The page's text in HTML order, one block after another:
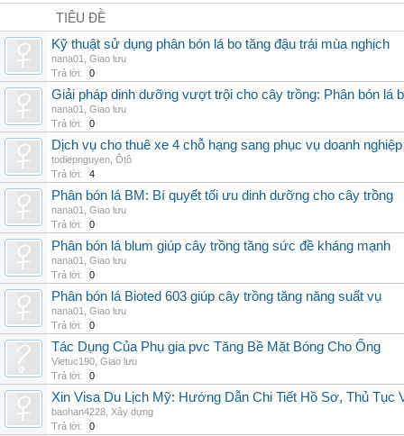
TIÊU ĐỀ
Kỹ thuật sử dụng phân bón lá bo tăng đậu trái mùa nghịch
nana01
Giao lưu
Trả lời:
0
Giải pháp dinh dưỡng vượt trội cho cây trồng: Phân bón lá
nana01
Giao lưu
Trả lời:
0
Dịch vụ cho thuê xe 4 chỗ hạng sang phục vụ doanh
todiepnguyen Ôtô
Trả lời:
4
Phân bón lá BM: Bí quyết tối ưu dinh dưỡng cho cây trồng
nana01
Giao lưu
Trả lời:
0
Phân bón lá blum giúp cây trồng tăng sức đề kháng mạnh
nana01
Giao lưu
Trả lời:
0
Phân bón lá Bioted 603 giúp cây trồng tăng năng suất vụ
nana01
Giao lưu
Trả lời:
0
Tác Dụng Của Phụ gia pvc Tăng Bề Mặt Bóng Cho Ống
Vietuc190 Giao lưu
Trả lời:
0
Xin Visa Du Lịch Mỹ: Hướng Dẫn Chi Tiết Hồ Sơ, Thủ Tục
baohan4228 Xây dựng
Trả lời:
0